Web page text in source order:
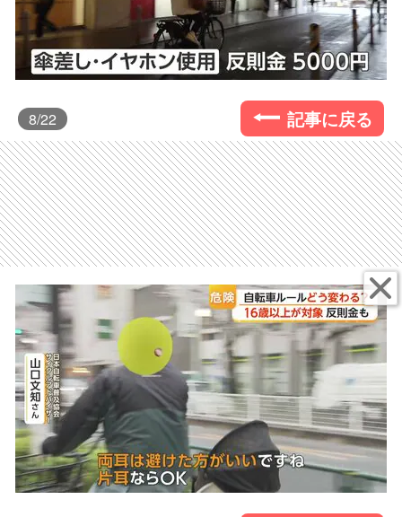
8/22 記事に戻る